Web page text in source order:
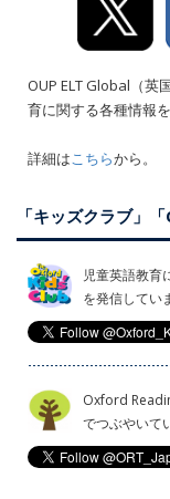
OUP ELT Global（英
育に関する各種情報
詳細はこちらから。
「キッズクラブ」
児童英語教育
を発信してい
Oxford
でつぶやいて